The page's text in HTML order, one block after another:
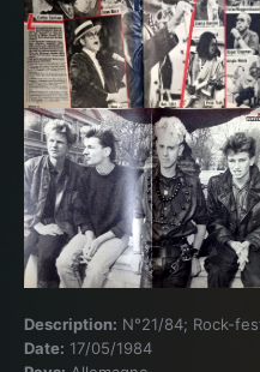
Description: N°21/84; Rock-
Date: 17/05/1984